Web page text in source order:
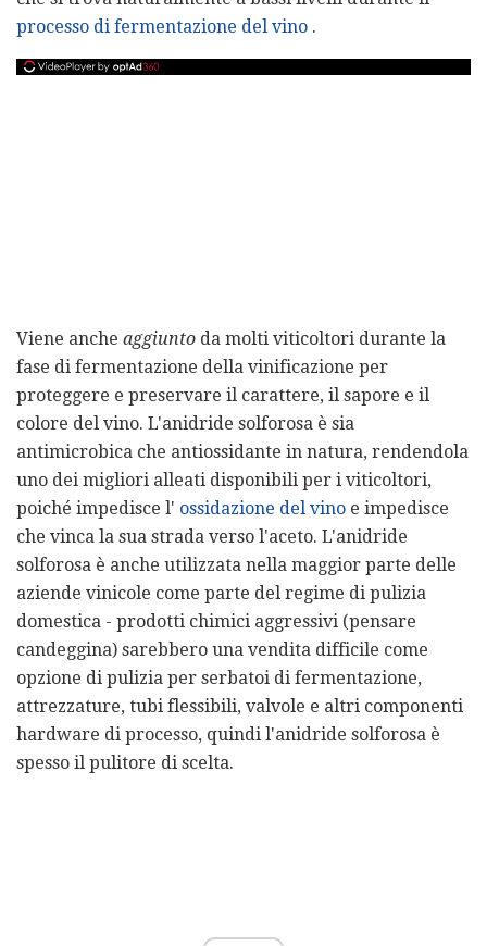
processo di fermentazione del vino .
Viene anche aggiunto da molti viticoltori durante la
fase di fermentazione della vinificazione per
proteggere e preservare il carattere, il sapore e il
colore del vino. L'anidride solforosa è sia
antimicrobica che antiossidante in natura, rendendola
uno dei migliori alleati disponibili per i viticoltori,
poiché impedisce l' ossidazione del vino e impedisce
che vinca la sua strada verso l'aceto. L'anidride
solforosa è anche utilizzata nella maggior parte delle
aziende vinicole come parte del regime di pulizia
domestica - prodotti chimici aggressivi (pensare
candeggina) sarebbero una vendita difficile come
opzione di pulizia per serbatoi di fermentazione,
attrezzature, tubi flessibili, valvole e altri componenti
hardware di processo, quindi l'anidride solforosa è
spesso il pulitore di scelta.